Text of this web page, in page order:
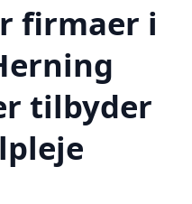
firmaer i
tilbyder